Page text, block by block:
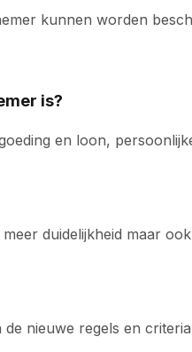
kunnen worden
is?
en loon,
duidelijkheid maar
nieuwe regels en